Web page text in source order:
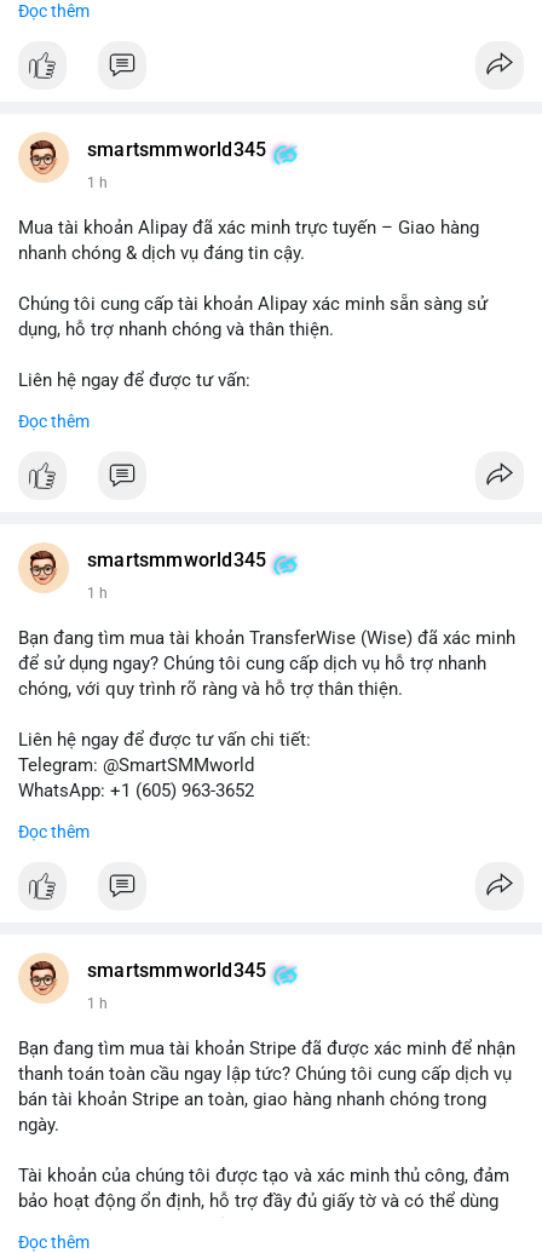
WhatsApp: +1 (605) 963-3652
#buywalmartselleraccounts
Đọc thêm
smartsmmworld345
1 h
Mua tài khoản Alipay đã xác minh trực tuyến – Giao hàng
nhanh chóng & dịch vụ đáng tin cậy.
Chúng tôi cung cấp tài khoản Alipay xác minh sẵn sàng sử
dụng, hỗ trợ nhanh chóng và thân thiện.
Liên hệ ngay để được tư vấn:
WhatsApp: +1 (605) 963-3652
#buyverifiedalipayaccounts
Đọc thêm
smartsmmworld345
1 h
Bạn đang tìm mua tài khoản TransferWise (Wise) đã xác minh
để sử dụng ngay? Chúng tôi cung cấp dịch vụ hỗ trợ nhanh
chóng, với quy trình rõ ràng và hỗ trợ thân thiện.
Liên hệ ngay để được tư vấn chi tiết:
Telegram: @SmartSMMworld
WhatsApp: +1 (605) 963-3652
Lưu ý: Việc mua bán tài khoản có thể vi phạm điều khoản dịch
Đọc thêm
smartsmmworld345
1 h
Bạn đang tìm mua tài khoản Stripe đã được xác minh để nhận
thanh toán toàn cầu ngay lập tức? Chúng tôi cung cấp dịch vụ
bán tài khoản Stripe an toàn, giao hàng nhanh chóng trong
ngày.
Tài khoản của chúng tôi được tạo và xác minh thủ công, đảm
bảo hoạt động ổn định, hỗ trợ đầy đủ giấy tờ và có thể dùng
Đọc thêm